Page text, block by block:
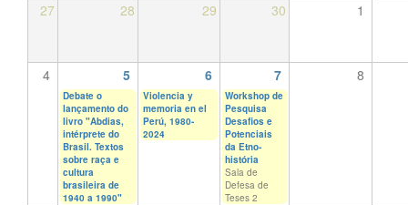
27
28 29 30 1
4 5 6 7 8
Debate o
lançamento do
livro "Abdias,
intérprete do
Brasil. Textos
sobre raça e
cultura
brasileira de
1940 a 1990"
Violencia y
memoria en el
Perú, 1980-
2024
Workshop de
Pesquisa
Desafios e
Potenciais
da Etno-
história
Sala de
Defesa de
Teses 2